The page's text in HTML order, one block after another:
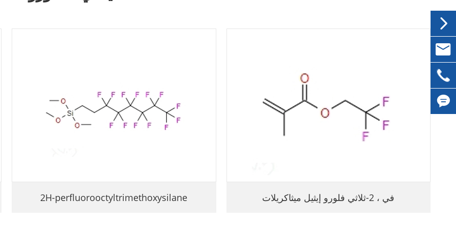
2H-perfluorooctyltrimethoxysilane في ، 2-ثلاثي فلورو إيثيل ميثاكريلات



